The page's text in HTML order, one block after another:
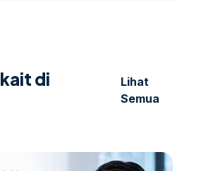
di
Lihat
Semua